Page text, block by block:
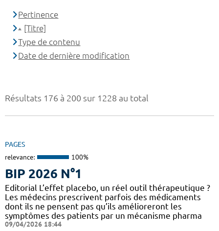
Résultats 176 à 200 sur 1228 au total
PAGES
relevance: 100%
BIP 2026 N°1
Editorial L’effet placebo, un réel outil thérapeutique ?
Les médecins prescrivent parfois des médicaments
dont ils ne pensent pas qu’ils amélioreront les
symptômes des patients par un mécanisme pharma
09/04/2026 18:44
Pertinence
[Titre]
Type de contenu
Date de dernière modification